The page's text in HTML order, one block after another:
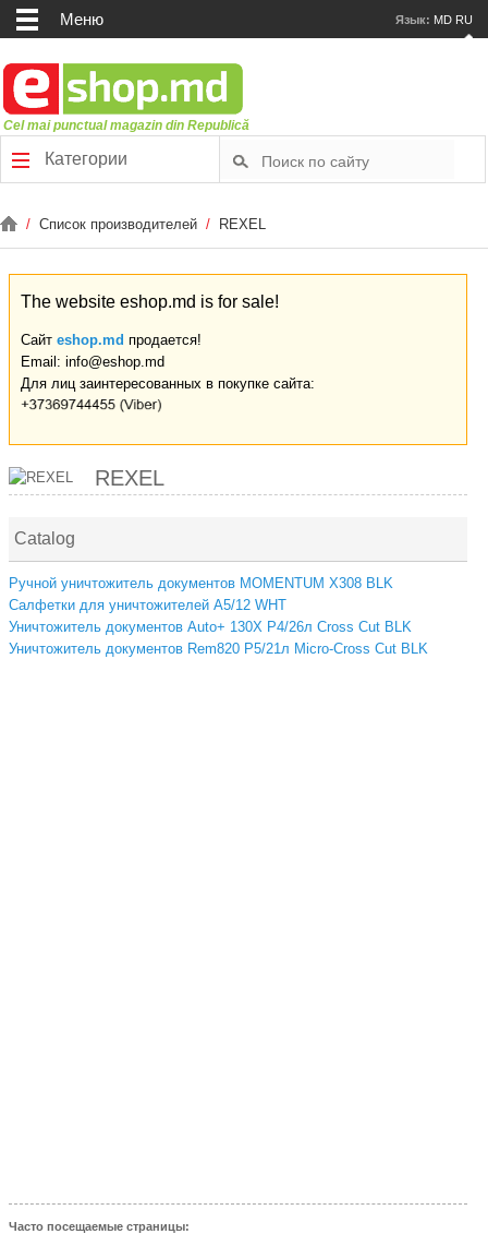
Меню Язык: MD RU
Cel mai punctual magazin din Republică
Категории
/ Список производителей / REXEL
The website eshop.md is for sale!
Сайт eshop.md продается!
Email: info@eshop.md
Для лиц заинтересованных в покупке сайта:
REXEL
Catalog
Ручной уничтожитель документов MOMENTUM X308 BLK
Салфетки для уничтожителей A5/12 WHT
Уничтожитель документов Auto+ 130X P4/26л Cross Cut BLK
Уничтожитель документов Rem820 P5/21л Micro-Cross Cut BLK
Часто посещаемые страницы: